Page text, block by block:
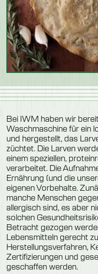
Bei IWM haben wir
Waschmaschine für ein
und hergestellt, das
züchtet. Die Larven
einem speziellen,
verarbeitet. Die
Ernährung (und die
eigenen Vorbehalte.
manche Menschen
allergisch sind, es aber
solchen
Betracht gezogen
Lebensmitteln gerecht
Herstellungsverfahren,
Zertifizierungen und
geschaffen werden.